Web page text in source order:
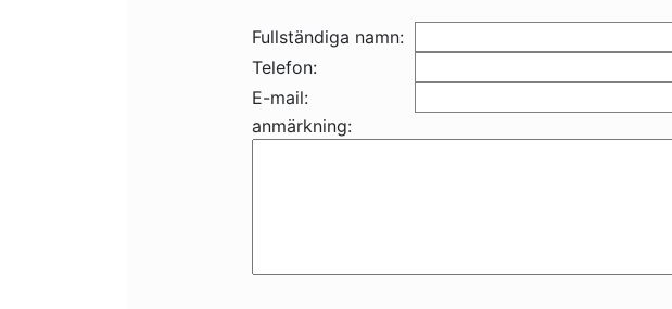
Fullständiga namn:
Telefon:
E-mail:
anmärkning: